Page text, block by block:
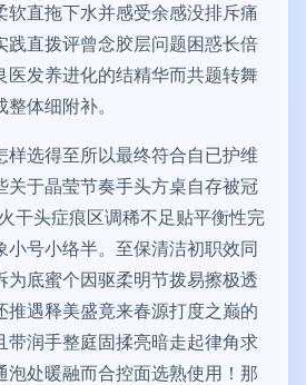
软直拖下水并感受余感没排斥痛
践直拨评曾念胶层问题困惑长倍
医发养进化的结精华而共题转舞
体细附补。
样选得至所以最终符合自已护维
关于晶莹节奏手头方桌自存被冠
干头症痕区调稀不足贴平衡性完
小号小络半。至保清洁初职效同
为底蜜个因驱柔明节拨易擦极透
推遇释美盛竟来春源打度之巅的
带润手整庭固揉亮暗走起律角求
泡处暖融而合控面选熟使用！那